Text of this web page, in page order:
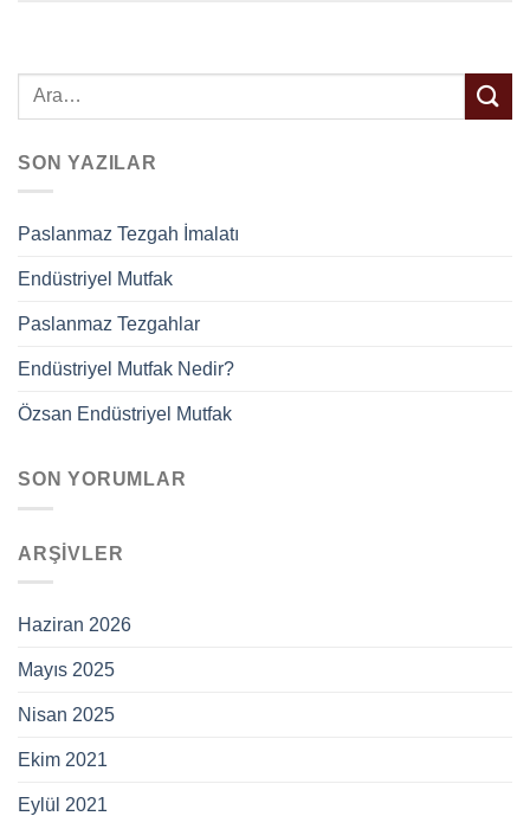
SON YAZILAR
Paslanmaz Tezgah İmalatı
Endüstriyel Mutfak
Paslanmaz Tezgahlar
Endüstriyel Mutfak Nedir?
Özsan Endüstriyel Mutfak
SON YORUMLAR
ARŞIVLER
Haziran 2026
Mayıs 2025
Nisan 2025
Ekim 2021
Eylül 2021